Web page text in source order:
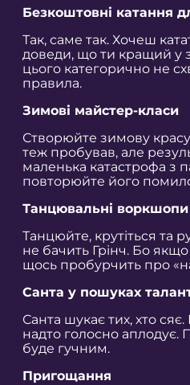
Безкоштовні катання
Так, саме так. Хочеш
доведи, що ти кращий у
цього категорично не
правила.
Зимові майстер-класи
Створюйте зимову
теж пробував, але
маленька катастрофа з
повторюйте його
Танцювальні воркшопи
Танцюйте, крутіться та
не бачить Грінч. Бо
щось пробурчить про
Санта у пошуках
Санта шукає тих, хто сяє.
надто голосно аплодує.
буде гучним.
Пригощання